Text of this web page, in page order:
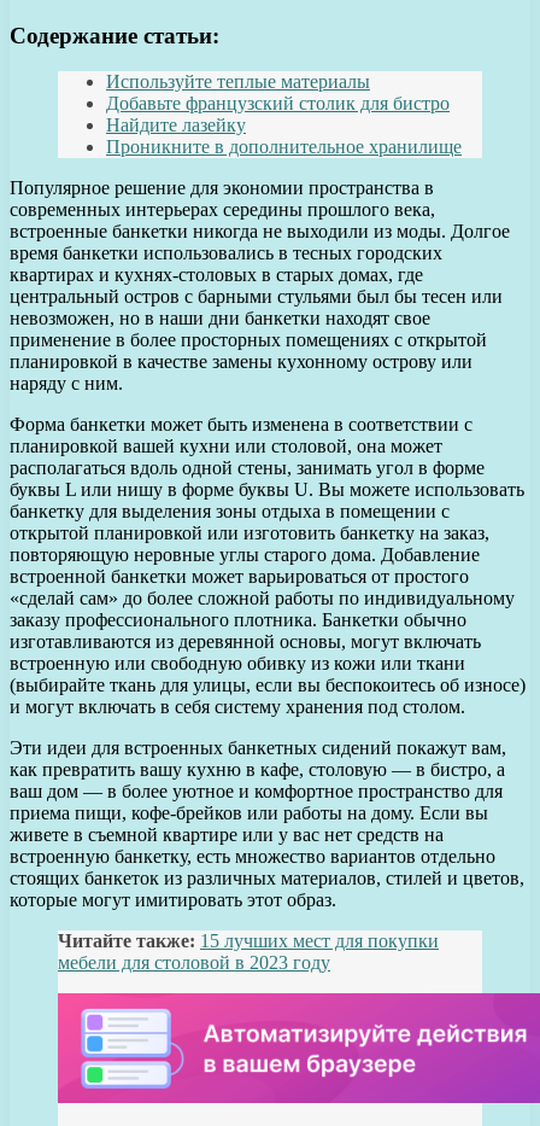
Содержание статьи:
Используйте теплые материалы
Добавьте французский столик для бистро
Найдите лазейку
Проникните в дополнительное хранилище
Популярное решение для экономии пространства в
современных интерьерах середины прошлого века,
встроенные банкетки никогда не выходили из моды. Долгое
время банкетки использовались в тесных городских
квартирах и кухнях-столовых в старых домах, где
центральный остров с барными стульями был бы тесен или
невозможен, но в наши дни банкетки находят свое
применение в более просторных помещениях с открытой
планировкой в качестве замены кухонному острову или
наряду с ним.
Форма банкетки может быть изменена в соответствии с
планировкой вашей кухни или столовой, она может
располагаться вдоль одной стены, занимать угол в форме
буквы L или нишу в форме буквы U. Вы можете использовать
банкетку для выделения зоны отдыха в помещении с
открытой планировкой или изготовить банкетку на заказ,
повторяющую неровные углы старого дома. Добавление
встроенной банкетки может варьироваться от простого
«сделай сам» до более сложной работы по индивидуальному
заказу профессионального плотника. Банкетки обычно
изготавливаются из деревянной основы, могут включать
встроенную или свободную обивку из кожи или ткани
(выбирайте ткань для улицы, если вы беспокоитесь об износе)
и могут включать в себя систему хранения под столом.
Эти идеи для встроенных банкетных сидений покажут вам,
как превратить вашу кухню в кафе, столовую — в бистро, а
ваш дом — в более уютное и комфортное пространство для
приема пищи, кофе-брейков или работы на дому. Если вы
живете в съемной квартире или у вас нет средств на
встроенную банкетку, есть множество вариантов отдельно
стоящих банкеток из различных материалов, стилей и цветов,
которые могут имитировать этот образ.
Читайте также: 15 лучших мест для покупки
мебели для столовой в 2023 году